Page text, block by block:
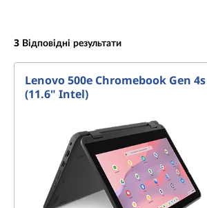
3 Відповідні результати
Lenovo 500e Chromebook Gen 4s
(11.6" Intel)